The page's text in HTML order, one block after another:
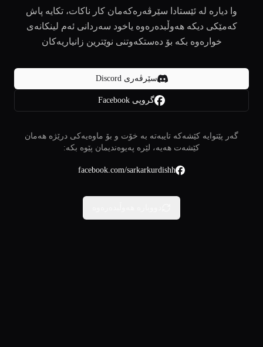
وا دیارە لە ئێستادا سێرڤەرەکەمان کار ناکات، تکایە پاش
کەمێکی دیکە هەوڵبدەرەوە یاخود سەردانی ئەم لینکانەی
خوارەوە بکە بۆ دەستکەوتنی نوێترین زانیاریەکان
سێرڤەری Discord
گروپی Facebook
گەر پێتوایە کێشەکە تایبەتە بە خۆت و بۆ ماوەیەکی درێژە هەمان
کێشەت هەیە، لێرە پەیوەندیمان پێوە بکە:
facebook.com/sarkarkurdishh